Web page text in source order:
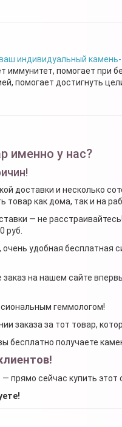
индивидуальный
иммунитет, помогает при
помогает достигнуть
именно у нас?
доставки и несколько
как дома, так и на
— не
руб.
удобная бесплатная
заказ на нашем сайте
геммологом!
заказа за тот товар,
бесплатно получаете
прямо сейчас купить этот